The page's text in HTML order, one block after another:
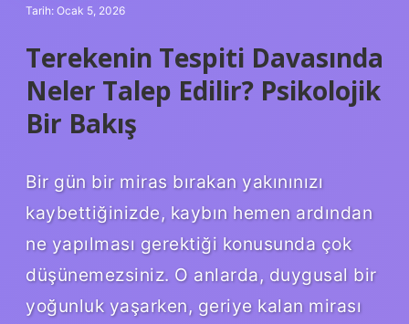
Tarih: Ocak 5, 2026
Terekenin Tespiti Davasında
Neler Talep Edilir? Psikolojik
Bir Bakış
Bir gün bir miras bırakan yakınınızı
kaybettiğinizde, kaybın hemen ardından
ne yapılması gerektiği konusunda çok
düşünemezsiniz. O anlarda, duygusal bir
yoğunluk yaşarken, geriye kalan mirası